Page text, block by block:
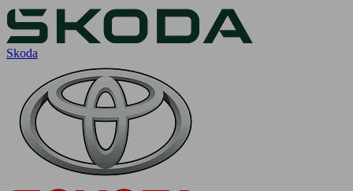
Skoda